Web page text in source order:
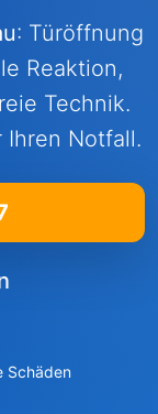
: Türöffnung
Reaktion,
Technik.
Notfall.
Schäden